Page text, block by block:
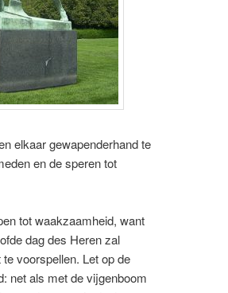
elkaar gewapenderhand te
en de speren tot
tot waakzaamheid, want
dag des Heren zal
voorspellen. Let op de
net als met de vijgenboom